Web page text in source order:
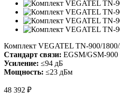
Комплект VEGATEL TN-900/
Стандарт связи: EGSM/GSM-
Усиление: ≤94 дБ
Мощность: ≤23 дБм
48 392 ₽